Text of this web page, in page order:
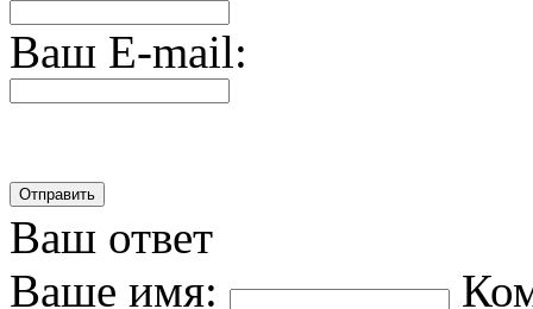
Ваш E-mail:
Ваш ответ
Ваше имя: